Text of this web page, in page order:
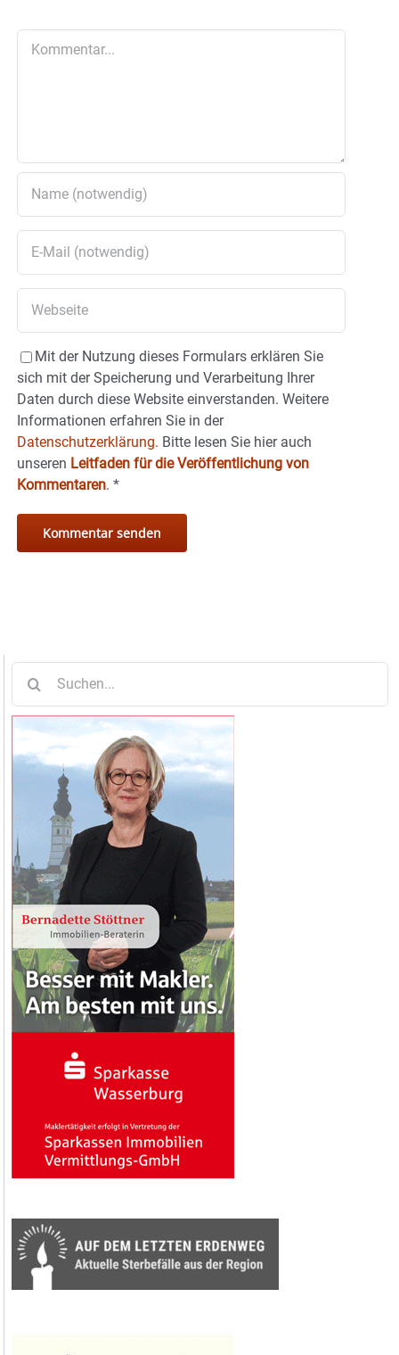
Mit der Nutzung dieses Formulars erklären Sie
sich mit der Speicherung und Verarbeitung Ihrer
Daten durch diese Website einverstanden. Weitere
Informationen erfahren Sie in der
Datenschutzerklärung. Bitte lesen Sie hier auch
unseren Leitfaden für die Veröffentlichung von
Kommentaren. *
nach: